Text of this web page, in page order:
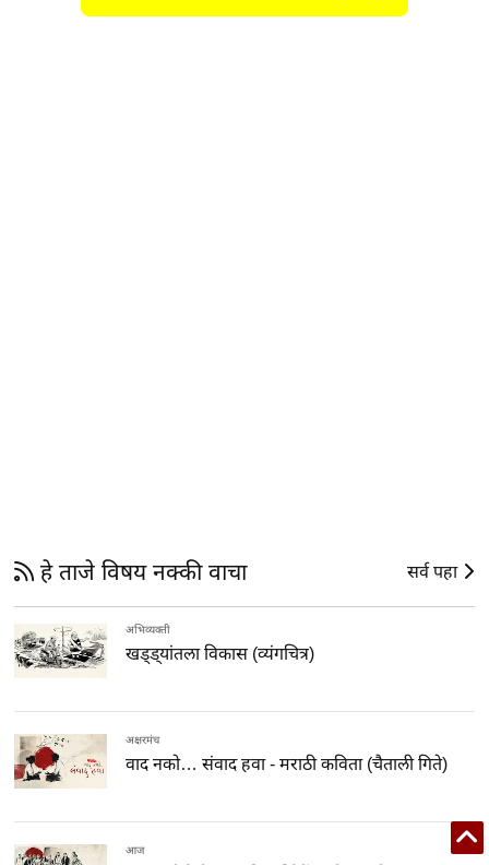
हे ताजे विषय नक्की वाचा सर्व पहा
अभिव्यक्ती
खड्ड्यांतला विकास (व्यंगचित्र)
अक्षरमंच
वाद नको… संवाद हवा - मराठी कविता (चैताली गिते)
आज